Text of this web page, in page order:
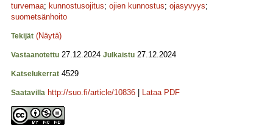
turvemaa; kunnostusojitus; ojien kunnostus; ojasyvyys;
suometsänhoito
Tekijät (Näytä)
Vastaanotettu 27.12.2024 Julkaistu 27.12.2024
Katselukerrat 4529
Saatavilla http://suo.fi/article/10836 Lataa PDF